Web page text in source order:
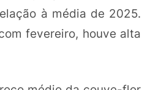
à média de 2025.
fevereiro, houve alta